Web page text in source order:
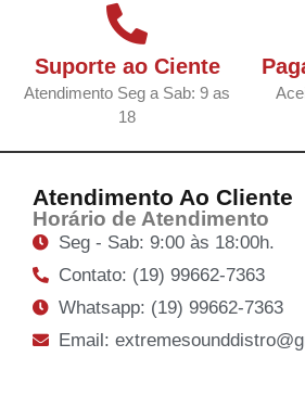
Suporte ao Ciente
Atendimento Seg a Sab: 9 as
18
Atendimento Ao Cliente
Horário de Atendimento
Seg - Sab: 9:00 às 18:00h.
Contato: (19) 99662-7363
Whatsapp: (19) 99662-7363
Email: